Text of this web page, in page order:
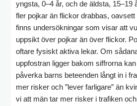
yngsta, 0–4 år, och de äldsta, 15–19
fler pojkar än flickor drabbas,
finns undersökningar som visar att
uppsikt över pojkar än över flickor.
oftare fysiskt aktiva lekar. Om
uppfostran ligger bakom siffrorna
påverka barns beteenden långt in i
mer risker och ”lever farligare” än
vi att män tar mer risker i trafiken